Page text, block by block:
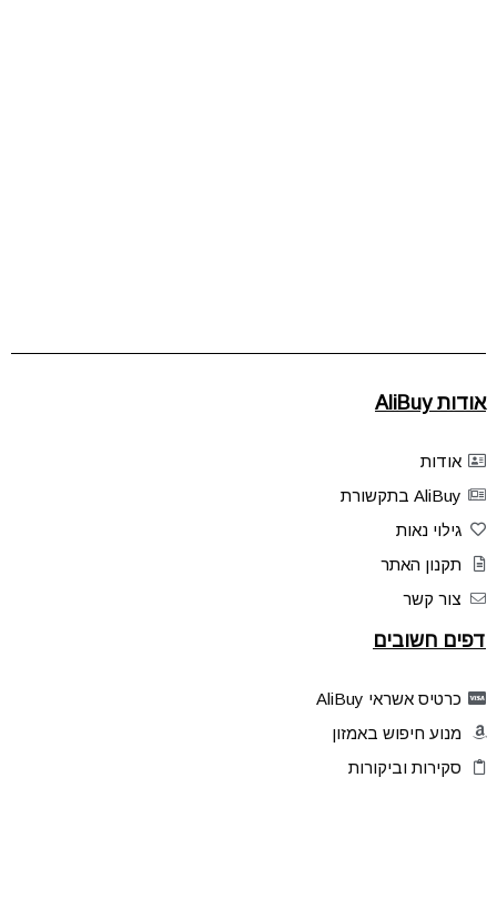
אודות AliBuy
אודות
AliBuy בתקשורת
גילוי נאות
תקנון האתר
צור קשר
דפים חשובים
כרטיס אשראי AliBuy
מנוע חיפוש באמזון
סקירות וביקורות